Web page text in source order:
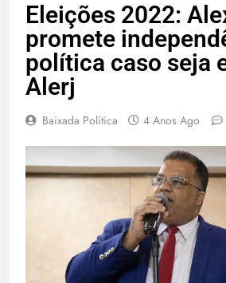
Eleições 2022:
promete
política caso seja
Alerj
Baixada Política 4 Anos Ago